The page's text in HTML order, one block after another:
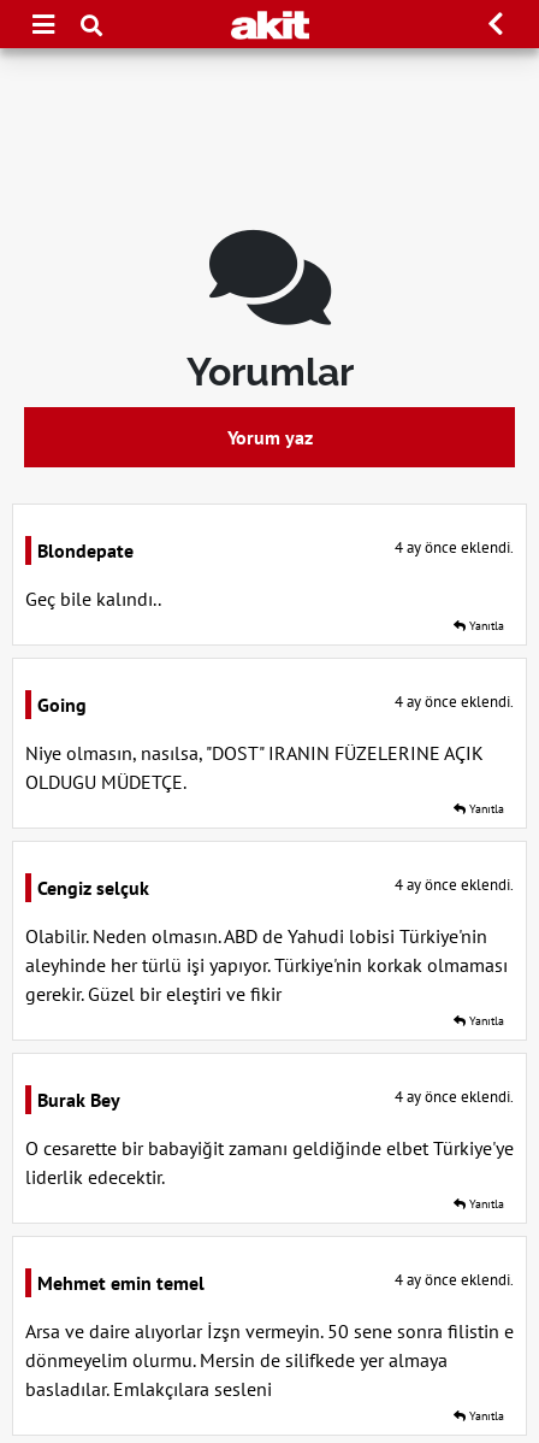
Yorumlar
Yorum yaz
Blondepate 4 ay önce eklendi.
Geç bile kalındı..
Yanıtla
Going 4 ay önce eklendi.
Niye olmasın, nasılsa, "DOST" IRANIN FÜZELERINE AÇIK
OLDUGU MÜDETÇE.
Yanıtla
Cengiz selçuk 4 ay önce eklendi.
Olabilir. Neden olmasın. ABD de Yahudi lobisi Türkiye'nin
aleyhinde her türlü işi yapıyor. Türkiye'nin korkak olmaması
gerekir. Güzel bir eleştiri ve fikir
Yanıtla
Burak Bey 4 ay önce eklendi.
O cesarette bir babayiğit zamanı geldiğinde elbet Türkiye'ye
liderlik edecektir.
Yanıtla
Mehmet emin temel 4 ay önce eklendi.
Arsa ve daire alıyorlar İzşn vermeyin. 50 sene sonra filistin e
dönmeyelim olurmu. Mersin de silifkede yer almaya
basladılar. Emlakçılara sesleni
Yanıtla